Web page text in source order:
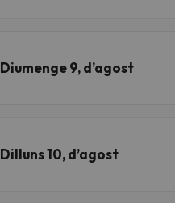
Diumenge 9, d’agost
Dilluns 10, d’agost